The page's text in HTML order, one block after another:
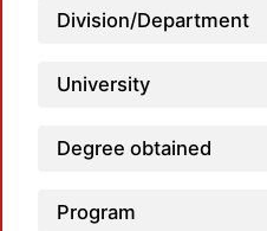
Division/Department
University
Degree obtained
Program